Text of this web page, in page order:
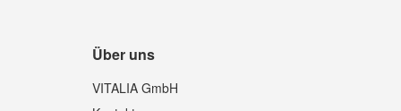
Über uns
VITALIA GmbH